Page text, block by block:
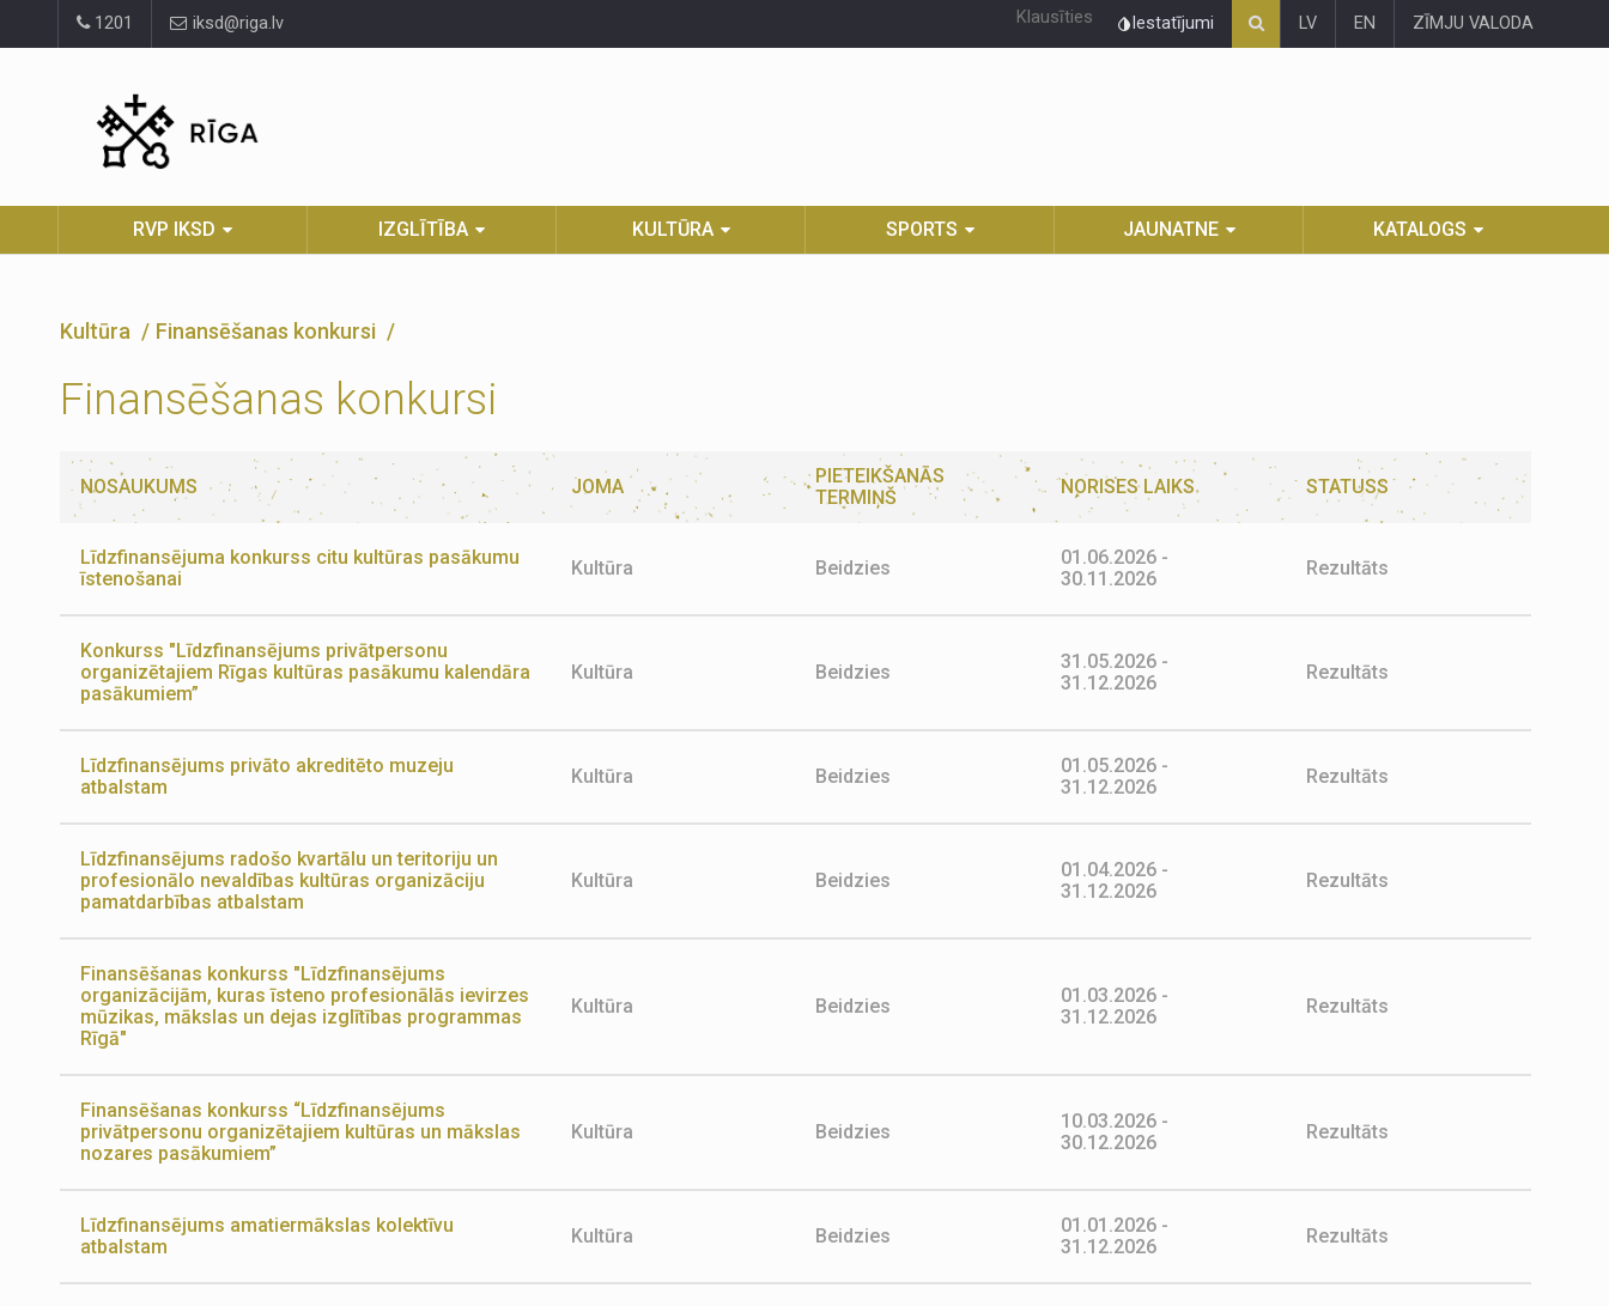
1201 iksd@riga.lv Klausīties Iestatījumi LV EN ZĪMJU VALODA
RVP IKSD IZGLĪTĪBA KULTŪRA SPORTS JAUNATNE KATALOGS
Kultūra Finansēšanas konkursi
Finansēšanas konkursi
NOSAUKUMS JOMA
PIETEIKŠANĀS
TERMIŅŠ
NORISES LAIKS STATUSS
Līdzfinansējuma konkurss citu kultūras pasākumu
īstenošanai
Kultūra Beidzies
01.06.2026 -
30.11.2026
Rezultāts
Konkurss "Līdzfinansējums privātpersonu
organizētajiem Rīgas kultūras pasākumu kalendāra
pasākumiem”
Kultūra Beidzies
31.05.2026 -
31.12.2026
Rezultāts
Līdzfinansējums privāto akreditēto muzeju
atbalstam
Kultūra Beidzies
01.05.2026 -
31.12.2026
Rezultāts
Līdzfinansējums radošo kvartālu un teritoriju un
profesionālo nevaldības kultūras organizāciju
pamatdarbības atbalstam
Kultūra Beidzies
01.04.2026 -
31.12.2026
Rezultāts
Finansēšanas konkurss "Līdzfinansējums
organizācijām, kuras īsteno profesionālās ievirzes
mūzikas, mākslas un dejas izglītības programmas
Rīgā"
Kultūra Beidzies
01.03.2026 -
31.12.2026
Rezultāts
Finansēšanas konkurss “Līdzfinansējums
privātpersonu organizētajiem kultūras un mākslas
nozares pasākumiem”
Kultūra Beidzies
10.03.2026 -
30.12.2026
Rezultāts
Līdzfinansējums amatiermākslas kolektīvu
atbalstam
Kultūra Beidzies
01.01.2026 -
31.12.2026
Rezultāts